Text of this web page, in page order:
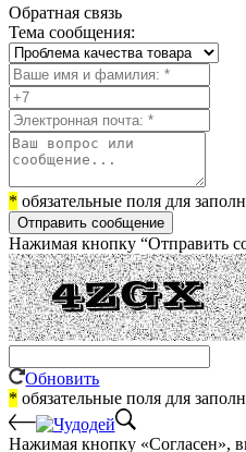
Обратная связь
Тема сообщения:
* обязательные поля для
Отправить сообщение
Нажимая кнопку “Отправить
Обновить
* обязательные поля для
Нажимая кнопку «Согласен»,